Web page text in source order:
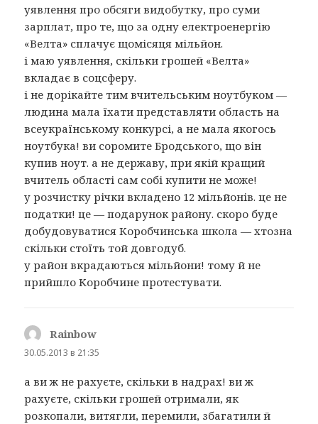
уявлення про обсяги видобутку, про суми
зарплат, про те, що за одну електроенергію
«Велта» сплачує щомісяця мільйон.
і маю уявлення, скільки грошей «Велта»
вкладає в соцсферу.
і не дорікайте тим вчительським ноутбуком —
людина мала їхати представляти область на
всеукраїнському конкурсі, а не мала якогось
ноутбука! ви соромите Бродського, що він
купив ноут. а не державу, при якій кращий
вчитель області сам собі купити не може!
у розчистку річки вкладено 12 мільйонів. це не
податки! це — подарунок району. скоро буде
добудовуватися Коробчинська школа — хтозна
скільки стоїть той довгодуб.
у район вкрадаються мільйони! тому й не
прийшло Коробчине протестувати.
Rainbow
30.05.2013 в 21:35
а ви ж не рахуєте, скільки в надрах! ви ж
рахуєте, скільки грошей отримали, як
розкопали, витягли, перемили, збагатили й